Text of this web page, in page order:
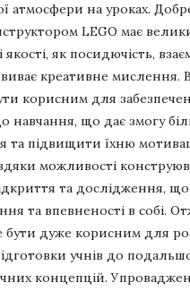
атмосфери на уроках.
LEGO має
як посидючість,
креативне мислення.
корисним для
навчання, що дає змогу
та підвищити їхню
можливості
та дослідження,
та впевненості в собі.
бути дуже корисним для
учнів до
концепцій.